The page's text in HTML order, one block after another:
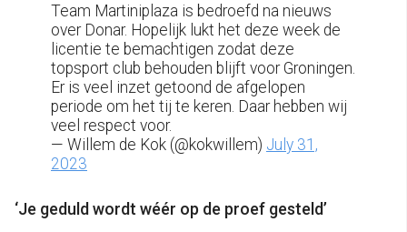
Team Martiniplaza is bedroefd na nieuws
over Donar. Hopelijk lukt het deze week de
licentie te bemachtigen zodat deze
topsport club behouden blijft voor Groningen.
Er is veel inzet getoond de afgelopen
periode om het tij te keren. Daar hebben wij
veel respect voor.
— Willem de Kok (@kokwillem) July 31,
2023
‘Je geduld wordt wéér op de proef gesteld’